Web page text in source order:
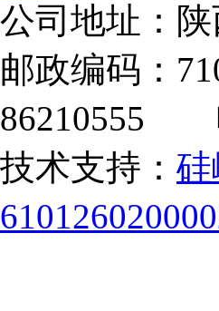
公司地址：
邮政编码：
86210555
技术支持：